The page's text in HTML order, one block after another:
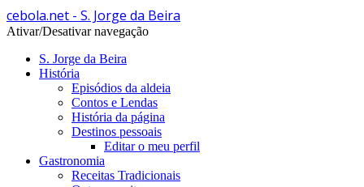
cebola.net - S. Jorge da Beira
Ativar/Desativar navegação
S. Jorge da Beira
História
Episódios da aldeia
Contos e Lendas
História da página
Destinos pessoais
Editar o meu perfil
Gastronomia
Receitas Tradicionais